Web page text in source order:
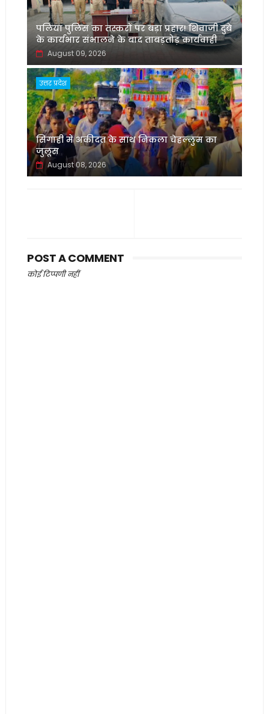
पलिया पुलिस का तस्करों पर बड़ा प्रहार! शिवाजी दुबे
के कार्यभार संभालने के बाद ताबड़तोड़ कार्यवाही
August 09, 2026
उत्तर प्रदेश
सिंगाही में अकीदत के साथ निकला चेहल्लुम का
जुलूस
August 08, 2026
POST A COMMENT
कोई टिप्पणी नहीं